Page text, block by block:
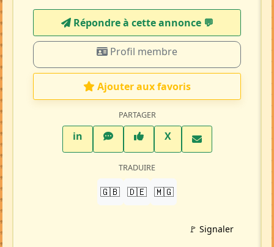
Répondre à cette annonce 💬​
Profil membre
Ajouter aux favoris
PARTAGER
inLinkedInWhatsAppFacebook
XTwitter X
TRADUIRE
🇬🇧 🇩🇪 🇲🇬
🚩 Signaler